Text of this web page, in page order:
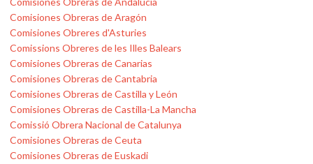
Comisiones Obreras de Aragón
Comisiones Obreres d'Asturies
Comissions Obreres de les Illes Balears
Comisiones Obreras de Canarias
Comisiones Obreras de Cantabria
Comisiones Obreras de Castilla y León
Comisiones Obreras de Castilla-La Mancha
Comissió Obrera Nacional de Catalunya
Comisiones Obreras de Ceuta
Comisiones Obreras de Euskadi